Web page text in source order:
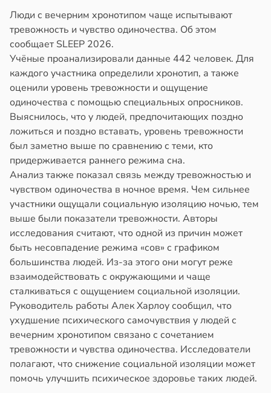
в20:58
Люди с вечерним хронотипом чаще испытывают
тревожность и чувство одиночества. Об этом
сообщает SLEEP 2026.
Учёные проанализировали данные 442 человек. Для
каждого участника определили хронотип, а также
оценили уровень тревожности и ощущение
одиночества с помощью специальных опросников.
Выяснилось, что у людей, предпочитающих поздно
ложиться и поздно вставать, уровень тревожности
был заметно выше по сравнению с теми, кто
придерживается раннего режима сна.
Анализ также показал связь между тревожностью и
чувством одиночества в ночное время. Чем сильнее
участники ощущали социальную изоляцию ночью, тем
выше были показатели тревожности. Авторы
исследования считают, что одной из причин может
быть несовпадение режима «сов» с графиком
большинства людей. Из-за этого они могут реже
взаимодействовать с окружающими и чаще
сталкиваться с ощущением социальной изоляции.
Руководитель работы Алек Харлоу сообщил, что
ухудшение психического самочувствия у людей с
вечерним хронотипом связано с сочетанием
тревожности и чувства одиночества. Исследователи
полагают, что снижение социальной изоляции может
помочь улучшить психическое здоровье таких людей.
19:25
19:20
19:13